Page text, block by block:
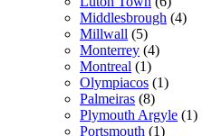
Middlesbrough (4)
Millwall (5)
Monterrey (4)
Montreal (1)
Olympiacos (1)
Palmeiras (8)
Plymouth Argyle (1)
Portsmouth (1)